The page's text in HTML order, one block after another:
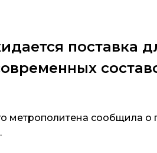
поставка
метрополитена сообщила о